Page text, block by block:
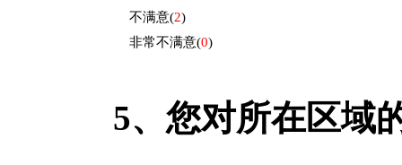
不满意(2)
非常不满意(0)
5、 您对所在区域